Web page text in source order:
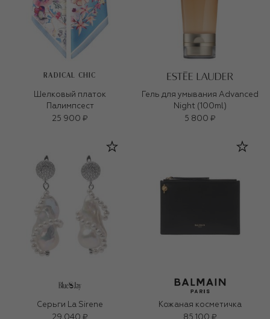
RADICAL CHIC
Шелковый платок
Палимпсест
25 900 ₽
Гель для умывания Advanced
Night (100ml)
5 800 ₽
Серьги La Sirene
Кожаная косметичка